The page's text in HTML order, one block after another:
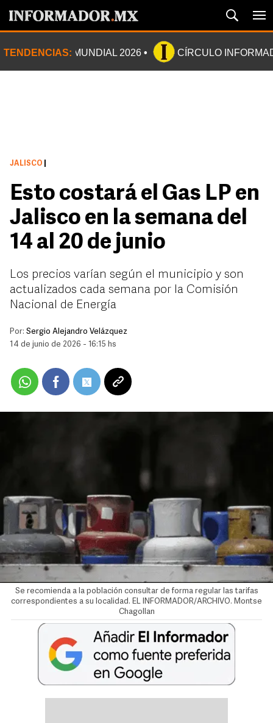
TENDENCIAS: MUNDIAL 2026 CÍRCULO
JALISCO
Esto costará el Gas LP en
Jalisco en la semana del
14 al 20 de junio
Los precios varían según el municipio y son
actualizados cada semana por la Comisión
Nacional de Energía
Por: Sergio Alejandro Velázquez
14 de junio de 2026 - 16:15 hs
Se recomienda a la población consultar de forma regular las tarifas
correspondientes a su localidad. EL INFORMADOR/ARCHIVO. Montse
Chagollan